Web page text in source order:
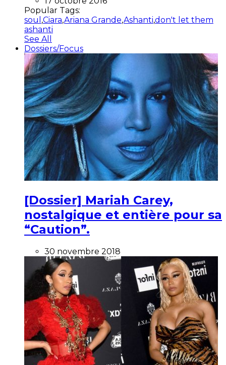
Popular Tags:
soul ,Ciara,Ariana Grande,Ashanti,don't let them
ashanti
See All
Dossiers/Focus
[Dossier] Mariah Carey,
nostalgique et entière pour sa
“Caution”.
30 novembre 2018